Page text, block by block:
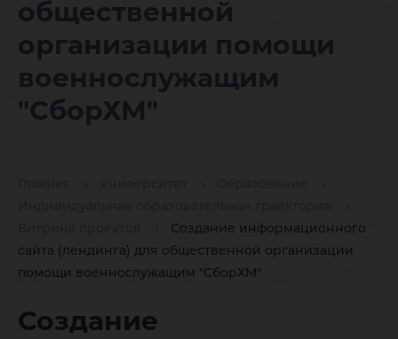
общественной
организации помощи
военнослужащим
"СборХМ"
Создание информационного
сайта (лендинга) для общественной организации
помощи военнослужащим "СборХМ"
сайта
для
Создание